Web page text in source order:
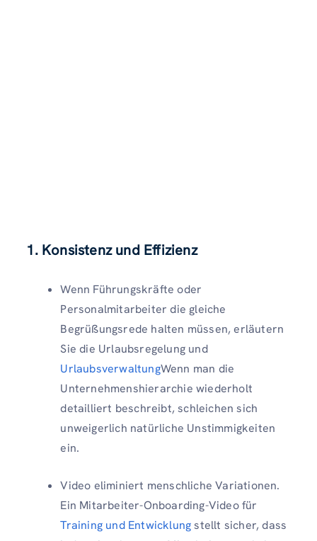
1. Konsistenz und Effizienz
Wenn Führungskräfte oder
Personalmitarbeiter die gleiche
Begrüßungsrede halten müssen, erläutern
Sie die Urlaubsregelung und
UrlaubsverwaltungWenn man die
Unternehmenshierarchie wiederholt
detailliert beschreibt, schleichen sich
unweigerlich natürliche Unstimmigkeiten
ein.
Video eliminiert menschliche Variationen.
Ein Mitarbeiter-Onboarding-Video für
Training und Entwicklungstellt sicher, dass